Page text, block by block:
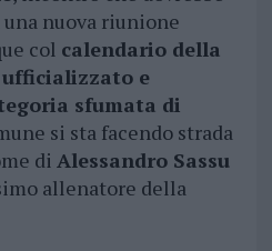
nuova riunione
col calendario della
e
sfumata di
si sta facendo strada
di Alessandro Sassu
allenatore della